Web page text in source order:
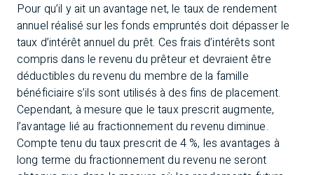
Pour qu’il y ait un avantage net, le taux de rendement
annuel réalisé sur les fonds empruntés doit dépasser le
taux d’intérêt annuel du prêt. Ces frais d’intérêts sont
compris dans le revenu du prêteur et devraient être
déductibles du revenu du membre de la famille
bénéficiaire s’ils sont utilisés à des fins de placement.
Cependant, à mesure que le taux prescrit augmente,
l’avantage lié au fractionnement du revenu diminue.
Compte tenu du taux prescrit de 4 %, les avantages à
long terme du fractionnement du revenu ne seront